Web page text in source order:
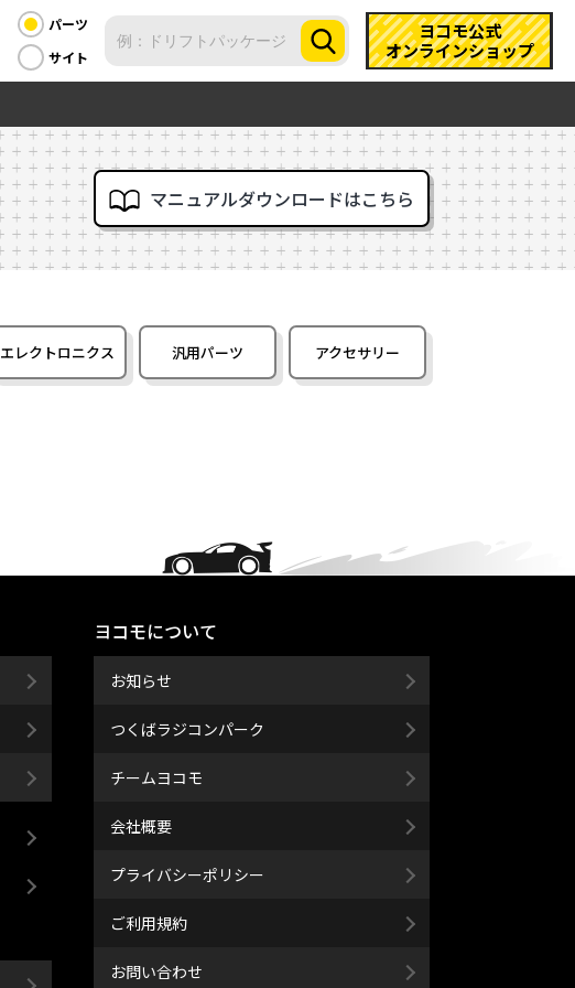
パーツ
サイト
ヨコモ公式
オンラインショップ
マニュアルダウンロードはこちら
エレクトロニクス 汎用パーツ アクセサリー
ヨコモについて
お知らせ
つくばラジコンパーク
チームヨコモ
会社概要
プライバシーポリシー
ご利用規約
お問い合わせ